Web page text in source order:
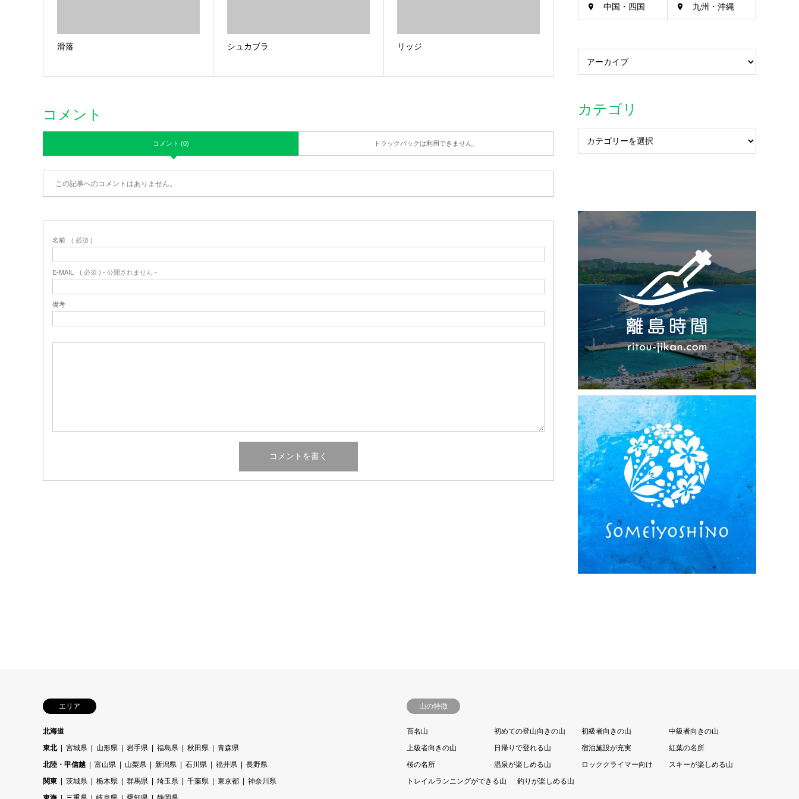
滑落 シュカブラ リッジ
コメント
コメント (0) トラックバックは利用できません。
この記事へのコメントはありません。
名前 ( 必須 )
E-MAIL ( 必須 ) - 公開されません -
備考
中国・四国 九州・沖縄
カテゴリ
エリア
北海道
東北
宮城県 山形県 岩手県 福島県 秋田県
青森県
北陸・甲信越
富山県 山梨県 新潟県 石川県 福井県
長野県
関東
茨城県 栃木県 群馬県 埼玉県 千葉県 東京都
神奈川県
山の特徴
百名山 初めての登山向きの山 初級者向きの山
中級者向きの山
上級者向きの山
日帰りで登れる山 宿泊施設が充実
紅葉の名所
桜の名所
温泉が楽しめる山 ロッククライマー向け
スキーが楽しめる山
トレイルランニングができる山
釣りが楽しめる山